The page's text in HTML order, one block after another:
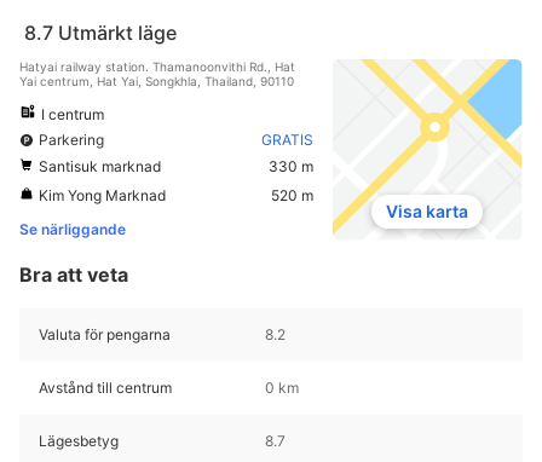
8.7 Utmärkt läge
Hatyai railway station. Thamanoonvithi Rd., Hat
Yai centrum, Hat Yai, Songkhla, Thailand, 90110
I centrum
Parkering
GRATIS
Santisuk marknad
330 m
Kim Yong Marknad
520 m
Se närliggande
Visa karta
Bra att veta
Valuta för pengarna 8.2
Avstånd till centrum 0 km
Lägesbetyg 8.7